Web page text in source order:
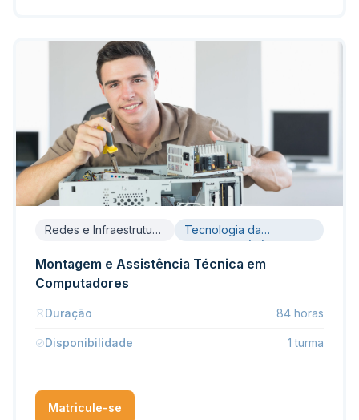
Redes e Infraestrutura
Tecnologia da
Informação (TI)
Montagem e Assistência Técnica em
Computadores
Duração 84 horas
Disponibilidade 1 turma
Matricule-se